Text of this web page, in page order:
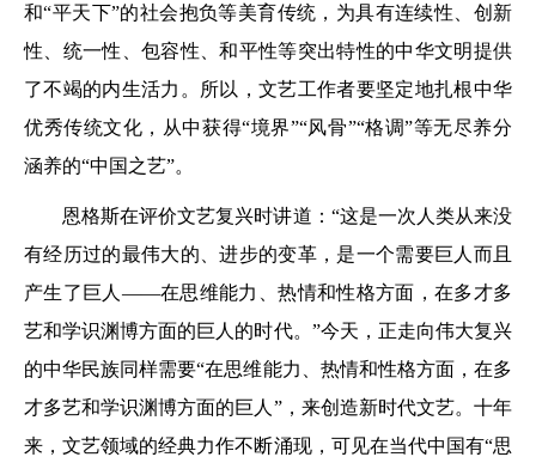
和“平天下”的社会抱负等美育传统，为具有连续性、创新
性、统一性、包容性、和平性等突出特性的中华文明提供
了不竭的内生活力。所以，文艺工作者要坚定地扎根中华
优秀传统文化，从中获得“境界”“风骨”“格调”等无尽养分
涵养的“中国之艺”。
恩格斯在评价文艺复兴时讲道：“这是一次人类从来没
有经历过的最伟大的、进步的变革，是一个需要巨人而且
产生了巨人——在思维能力、热情和性格方面，在多才多
艺和学识渊博方面的巨人的时代。”今天，正走向伟大复兴
的中华民族同样需要“在思维能力、热情和性格方面，在多
才多艺和学识渊博方面的巨人”，来创造新时代文艺。十年
来，文艺领域的经典力作不断涌现，可见在当代中国有“思